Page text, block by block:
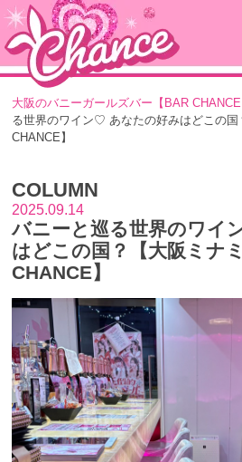
HOME
TOPページ
コンセプト
GIRLS
メニュー・料
EVENTS
SHOP
店舗情報・よ
RECRUIT
大阪のバニーガールズバー【BAR CHANCE
る世界のワイン♡ あなたの好みはどこの
CHANCE】
COLUMN
2025.09.14
バニーと巡る世界のワイ
はどこの国？【大阪ミナ
CHANCE】